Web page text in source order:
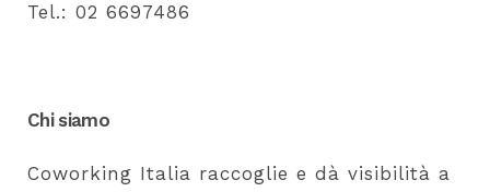
Tel.: 02 6697486
Chi siamo
Coworking Italia raccoglie e dà visibilità a